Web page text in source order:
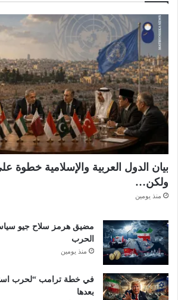
بيان الدول العربية والإسلامية خطوة
ولكن…
منذ يومين
مضيق هرمز سلاح جيو
الحرب
منذ يومين
في خطة ترامب “لحرب
بعدها